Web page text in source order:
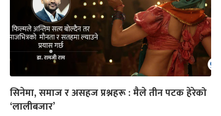
सिनेमा, समाज र असहज प्रश्नहरू : मैले तीन पटक हेरेको
‘लालीबजार’